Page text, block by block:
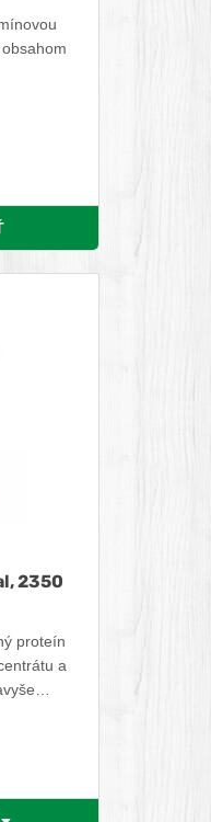
2350
proteín
a
zo
ich
a